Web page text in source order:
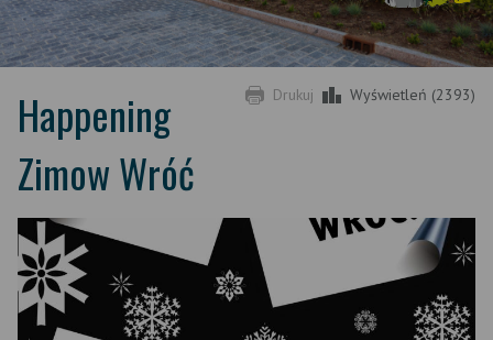
Drukuj Wyświetleń (2393)
Happening
Zimow Wróć